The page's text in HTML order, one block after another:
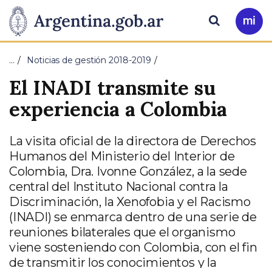
Presidencia
de
la
Nación
Pasar al contenido principal
Ir
a
Buscar
… Noticias de gestión 2018-2019
El INADI transmite su
experiencia a Colombia
La visita oficial de la directora de Derechos
Humanos del Ministerio del Interior de
Colombia, Dra. Ivonne González, a la sede
central del Instituto Nacional contra la
Discriminación, la Xenofobia y el Racismo
(INADI) se enmarca dentro de una serie de
reuniones bilaterales que el organismo
viene sosteniendo con Colombia, con el fin
de transmitir los conocimientos y la